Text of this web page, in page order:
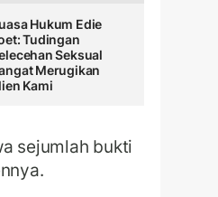
Hukum Edie
Tudingan
Seksual
Merugikan
Kami
sejumlah bukti